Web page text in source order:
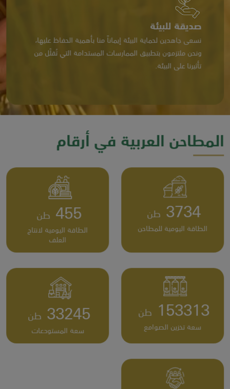
صديقة للبيئة
نسعى جاهدين لحماية البيئة إيماناً منا بأهمية الحفاظ عليها،
ونحن ملتزمون بتطبيق الممارسات المستدامة التي تُقلّل من
تأثيرنا على البيئة.
المطاحن العربية في أرقام
4,920
الطاقة اليومية للمطاحن
600
الطاقة اليومية لانتاج
العلف
202,000
سعة تخزين الصوامع 43,803
سعة المستودعات